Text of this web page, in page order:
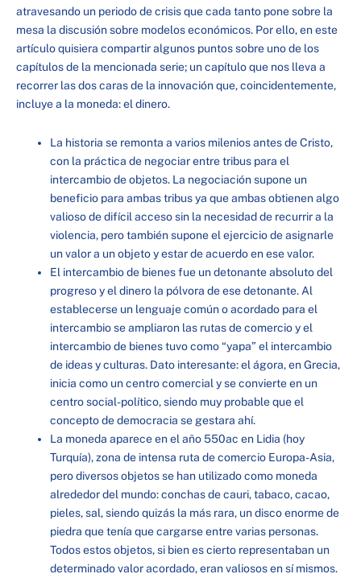
atravesando un periodo de crisis que cada tanto pone sobre la
mesa la discusión sobre modelos económicos. Por ello, en este
artículo quisiera compartir algunos puntos sobre uno de los
capítulos de la mencionada serie; un capítulo que nos lleva a
recorrer las dos caras de la innovación que, coincidentemente,
incluye a la moneda: el dinero.
La historia se remonta a varios milenios antes de Cristo,
con la práctica de negociar entre tribus para el
intercambio de objetos. La negociación supone un
beneficio para ambas tribus ya que ambas obtienen algo
valioso de difícil acceso sin la necesidad de recurrir a la
violencia, pero también supone el ejercicio de asignarle
un valor a un objeto y estar de acuerdo en ese valor.
El intercambio de bienes fue un detonante absoluto del
progreso y el dinero la pólvora de ese detonante. Al
establecerse un lenguaje común o acordado para el
intercambio se ampliaron las rutas de comercio y el
intercambio de bienes tuvo como “yapa” el intercambio
de ideas y culturas. Dato interesante: el ágora, en Grecia,
inicia como un centro comercial y se convierte en un
centro social-político, siendo muy probable que el
concepto de democracia se gestara ahí.
La moneda aparece en el año 550ac en Lidia (hoy
Turquía), zona de intensa ruta de comercio Europa-Asia,
pero diversos objetos se han utilizado como moneda
alrededor del mundo: conchas de cauri, tabaco, cacao,
pieles, sal, siendo quizás la más rara, un disco enorme de
piedra que tenía que cargarse entre varias personas.
Todos estos objetos, si bien es cierto representaban un
determinado valor acordado, eran valiosos en sí mismos.